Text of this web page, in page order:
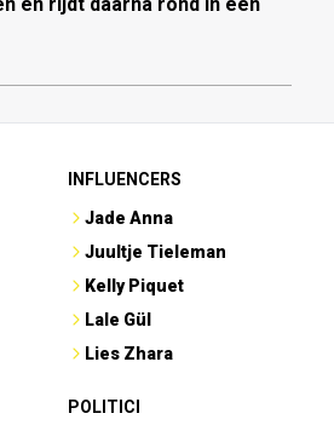
INFLUENCERS
Jade Anna
Juultje Tieleman
Kelly Piquet
Lale Gül
Lies Zhara
POLITICI